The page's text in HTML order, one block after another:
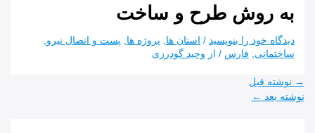
به روش طرح و ساخت
دیدگاه‌ خود را بنویسید / استان ها پروژه ها پست و اتصال نیرو
ساختمانی
فارس / از وحید گودرزی
راهبری
نوشته
→ نوشته قبل
نوشته بعد ←